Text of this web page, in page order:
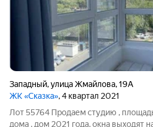
Западный,улица Жмайлова,19А
ЖК «Сказка», 4 квартал 2021
Лот 55764 Продаем студию ,
дома , дом 2021 года, окна выходят